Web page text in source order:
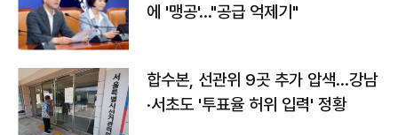
에 '맹공'…"공급 억제기"
합수본, 선관위 9곳 추가 압색…강남
·서초도 '투표율 허위 입력' 정황